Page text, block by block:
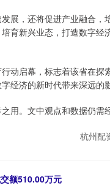
展，还将促进产业融合
育新兴业态，打造数字
动启幕，标志着该省在
经济的新时代带来深远的
用。文中观点和数据仍需
杭州配
额510.00万元